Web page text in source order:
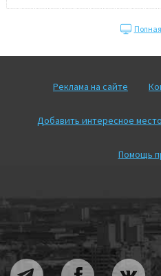
Реклама на сайте
Добавить интересное место
Помощь